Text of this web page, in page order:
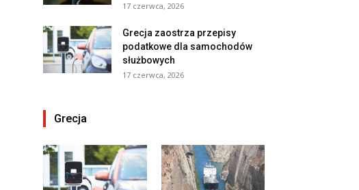
17 czerwca, 2026
Grecja zaostrza przepisy
podatkowe dla samochodów
służbowych
17 czerwca, 2026
Grecja